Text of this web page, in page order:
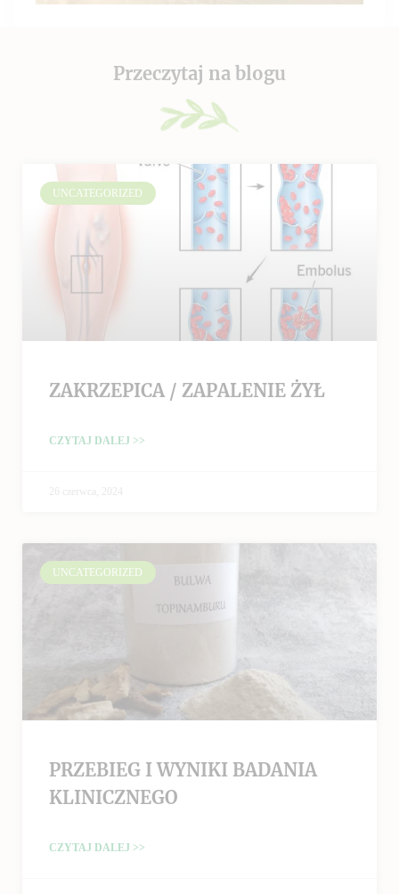
Przeczytaj na blogu
UNCATEGORIZED
ZAKRZEPICA / ZAPALENIE ŻYŁ
CZYTAJ DALEJ >>
26 czerwca, 2024
UNCATEGORIZED
PRZEBIEG I WYNIKI BADANIA
KLINICZNEGO
CZYTAJ DALEJ >>